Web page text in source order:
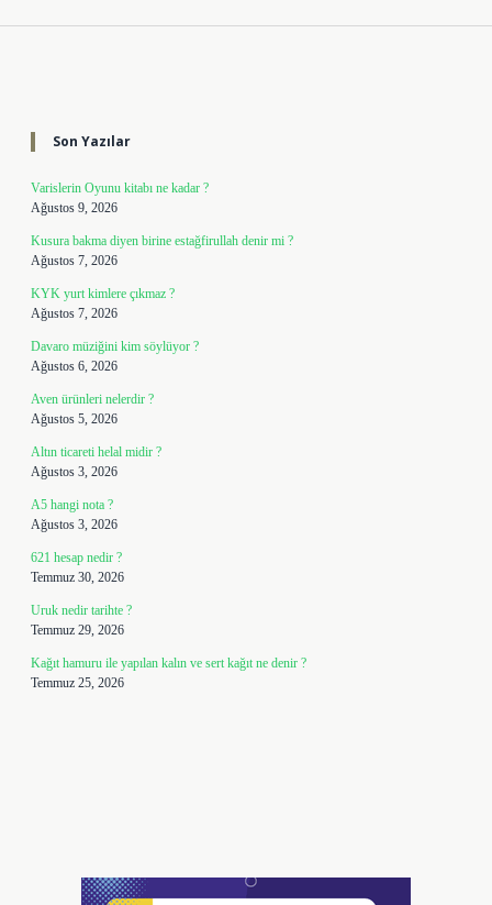
Son Yazılar
Varislerin Oyunu kitabı ne kadar ?
Ağustos 9, 2026
Kusura bakma diyen birine estağfirullah denir mi ?
Ağustos 7, 2026
KYK yurt kimlere çıkmaz ?
Ağustos 7, 2026
Davaro müziğini kim söylüyor ?
Ağustos 6, 2026
Aven ürünleri nelerdir ?
Ağustos 5, 2026
Altın ticareti helal midir ?
Ağustos 3, 2026
A5 hangi nota ?
Ağustos 3, 2026
621 hesap nedir ?
Temmuz 30, 2026
Uruk nedir tarihte ?
Temmuz 29, 2026
Kağıt hamuru ile yapılan kalın ve sert kağıt ne denir ?
Temmuz 25, 2026